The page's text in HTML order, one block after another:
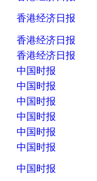
香港经济日报
香港经济日报
香港经济日报
中国时报
中国时报
中国时报
中国时报
中国时报
中国时报
中国时报